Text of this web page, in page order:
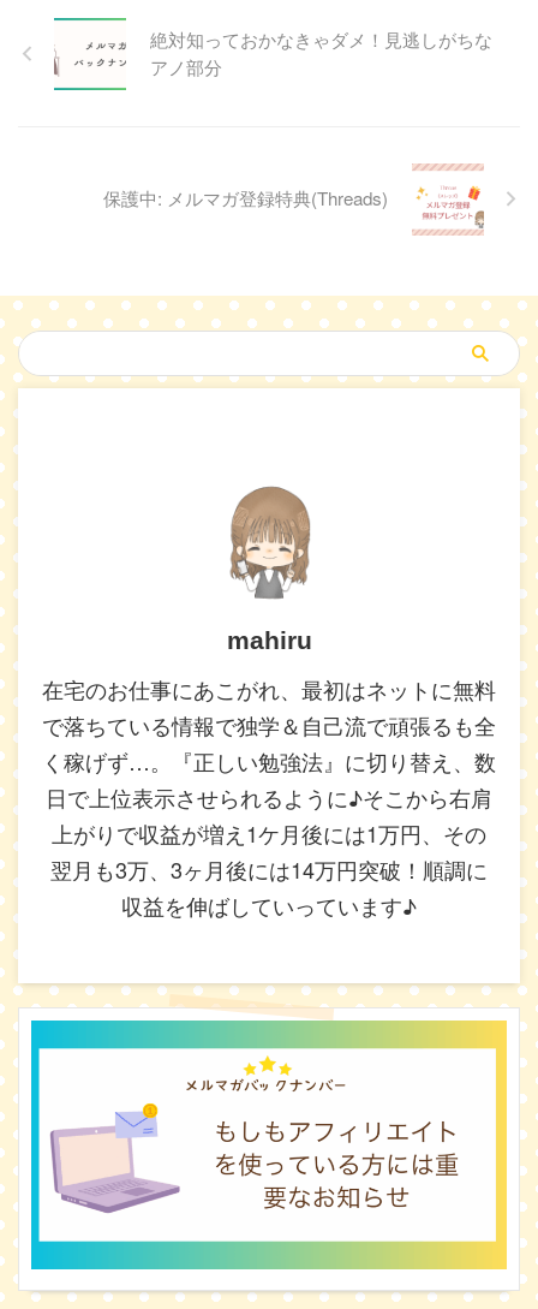
絶対知っておかなきゃダメ！見逃しがちな
アノ部分
保護中: メルマガ登録特典(Threads)
mahiru
在宅のお仕事にあこがれ、最初はネットに無料
で落ちている情報で独学＆自己流で頑張るも全
く稼げず…。『正しい勉強法』に切り替え、数
日で上位表示させられるように♪そこから右肩
上がりで収益が増え1ケ月後には1万円、その
翌月も3万、3ヶ月後には14万円突破！順調に
収益を伸ばしていっています♪